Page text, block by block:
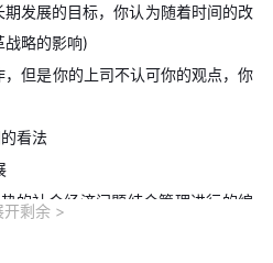
发展的目标，你认为随着时间的改
战略的影响)
但是你的上司不认可你的观点，你
看法
的社会经济问题结合管理进行的编
开剩余